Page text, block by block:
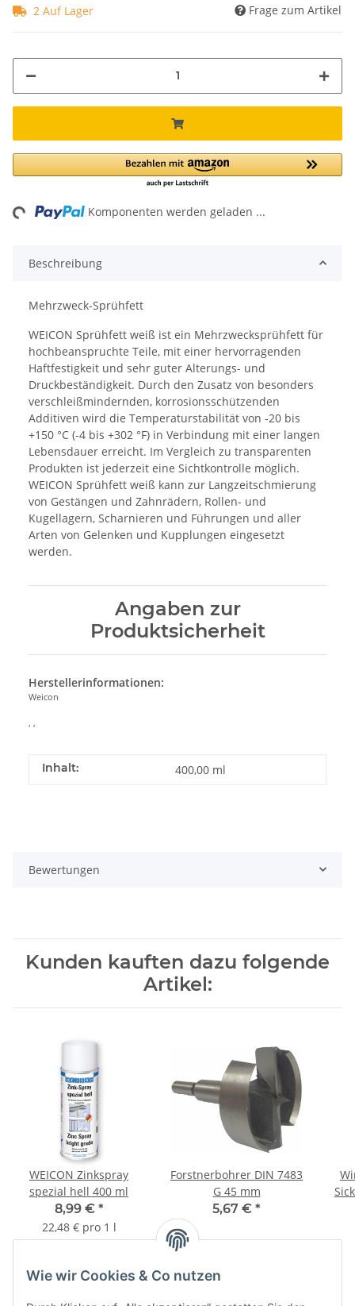
2 Auf Lager Frage zum Artikel
Komponenten werden geladen ...
Beschreibung
Mehrzweck-Sprühfett
WEICON Sprühfett weiß ist ein Mehrzwecksprühfett für
hochbeanspruchte Teile, mit einer hervorragenden
Haftfestigkeit und sehr guter Alterungs- und
Druckbeständigkeit. Durch den Zusatz von besonders
verschleißmindernden, korrosionsschützenden
Additiven wird die Temperaturstabilität von -20 bis
+150 °C (-4 bis +302 °F) in Verbindung mit einer langen
Lebensdauer erreicht. Im Vergleich zu transparenten
Produkten ist jederzeit eine Sichtkontrolle möglich.
WEICON Sprühfett weiß kann zur Langzeitschmierung
von Gestängen und Zahnrädern, Rollen- und
Kugellagern, Scharnieren und Führungen und aller
Arten von Gelenken und Kupplungen eingesetzt
werden.
Angaben zur
Produktsicherheit
Herstellerinformationen:
Weicon
Inhalt: 400,00 ml
Bewertungen
Kunden kauften dazu folgende
Artikel:
WEICON Zinkspray
spezial hell 400 ml
8,99 € *
22,48 € pro 1 l
Forstnerbohrer DIN 7483
G 45 mm
5,67 € *
Wie wir Cookies & Co nutzen